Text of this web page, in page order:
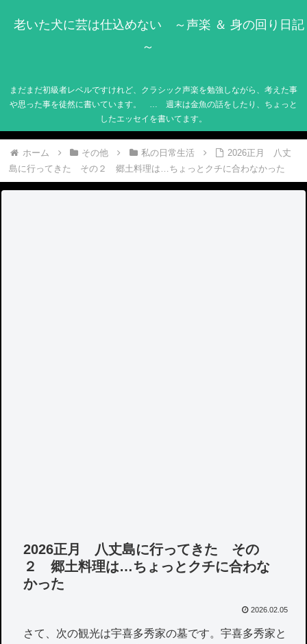
老いた犬に芸は仕込めない ～声楽 ＆ 身の回り日記
～
まだまだ初級者レベルですけれど、クラシック声楽を勉強しながら、考えた事
や思った事を徒然に書いています。 … 週末は金魚の話をしたり、ちょっと
したエッセイを書いてます。
ホーム その他 私の日常生活
2026正月 八丈
島に行ってきた その２ 郷土料理は…ちょっとクチに合わなかった
2026正月 八丈島に行ってきた その
２ 郷土料理は…ちょっとクチに合わな
かった
2026.02.05
さて、次の観光は宇喜多秀家の墓です。宇喜多秀家と